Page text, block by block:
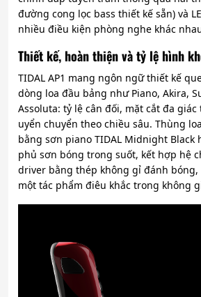
đường cong lọc bass thiết kế sẵn) và
nhiều điều kiện phòng nghe khác
Thiết kế, hoàn thiện và tỷ lệ hình
TIDAL AP1 mang ngôn ngữ thiết kế
dòng loa đầu bảng như Piano, Akira,
Assoluta: tỷ lệ cân đối, mặt cắt đa
uyển chuyển theo chiều sâu. Thùng
bằng sơn piano TIDAL Midnight Black
phủ sơn bóng trong suốt, kết hợp hệ
driver bằng thép không gỉ đánh bóng,
một tác phẩm điêu khắc trong không